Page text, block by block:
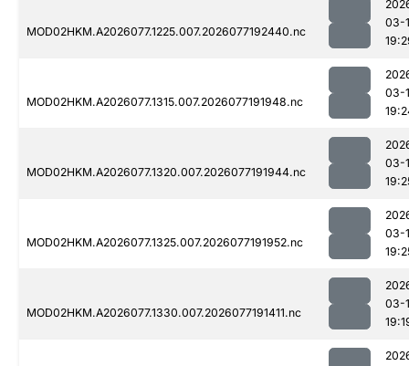
MOD02HKM.A2026077.1225.007.2026077192440.nc
03-
MOD02HKM.A2026077.1315.007.2026077191948.nc
03-
MOD02HKM.A2026077.1320.007.2026077191944.nc
03-
MOD02HKM.A2026077.1325.007.2026077191952.nc
03-
MOD02HKM.A2026077.1330.007.2026077191411.nc
03-